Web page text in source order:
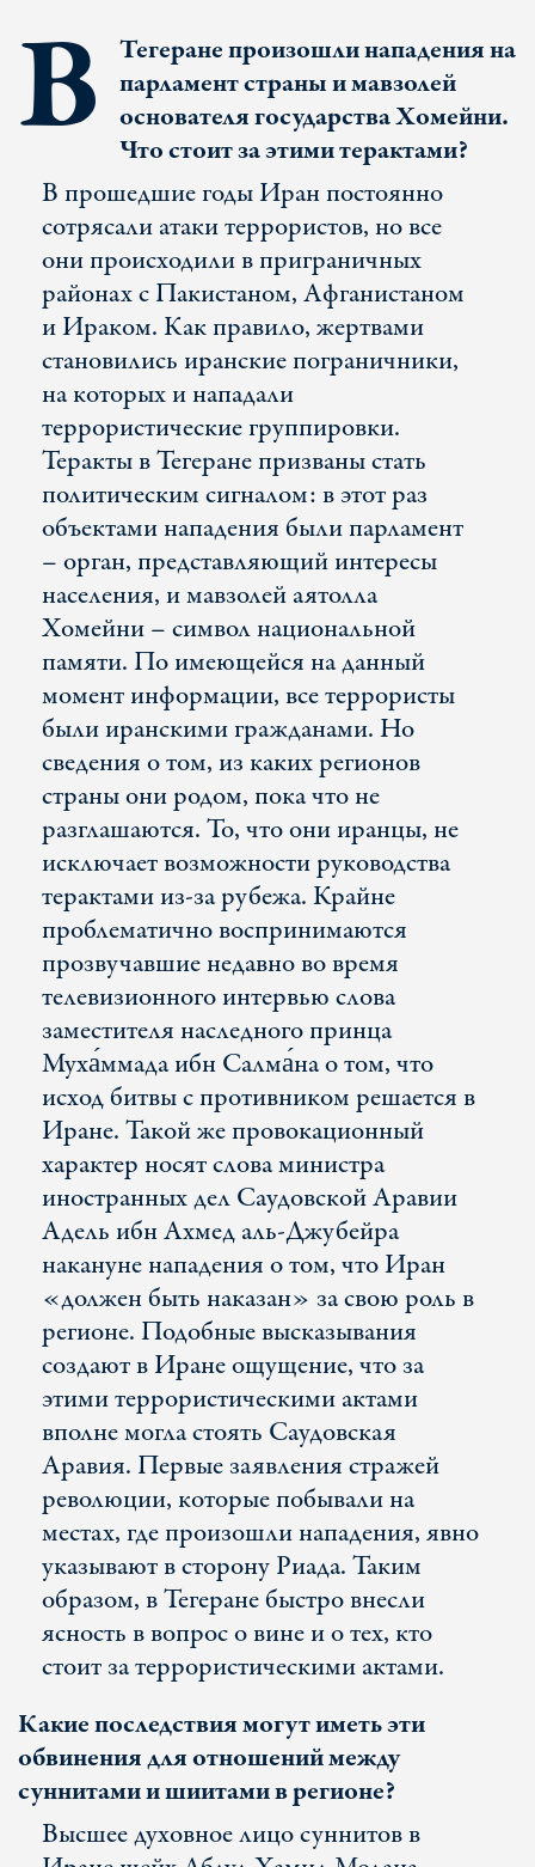
В
Тегеране произошли нападения на
парламент страны и мавзолей
основателя государства Хомейни.
Что стоит за этими терактами?
В прошедшие годы Иран постоянно
сотрясали атаки террористов, но все
они происходили в приграничных
районах с Пакистаном, Афганистаном
и Ираком. Как правило, жертвами
становились иранские пограничники,
на которых и нападали
террористические группировки.
Теракты в Тегеране призваны стать
политическим сигналом: в этот раз
объектами нападения были парламент
– орган, представляющий интересы
населения, и мавзолей аятолла
Хомейни – символ национальной
памяти. По имеющейся на данный
момент информации, все террористы
были иранскими гражданами. Но
сведения о том, из каких регионов
страны они родом, пока что не
разглашаются. То, что они иранцы, не
исключает возможности руководства
терактами из-за рубежа. Крайне
проблематично воспринимаются
прозвучавшие недавно во время
телевизионного интервью слова
заместителя наследного принца
Муха́ммада ибн Салма́на о том, что
исход битвы с противником решается в
Иране. Такой же провокационный
характер носят слова министра
иностранных дел Саудовской Аравии
Адель ибн Ахмед аль-Джубейра
накануне нападения о том, что Иран
«должен быть наказан» за свою роль в
регионе. Подобные высказывания
создают в Иране ощущение, что за
этими террористическими актами
вполне могла стоять Саудовская
Аравия. Первые заявления стражей
революции, которые побывали на
местах, где произошли нападения, явно
указывают в сторону Риада. Таким
образом, в Тегеране быстро внесли
ясность в вопрос о вине и о тех, кто
стоит за террористическими актами.
Какие последствия могут иметь эти
обвинения для отношений между
суннитами и шиитами в регионе?
Высшее духовное лицо суннитов в